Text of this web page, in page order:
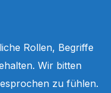
Rollen, Begriffe
Wir bitten
zu fühlen.